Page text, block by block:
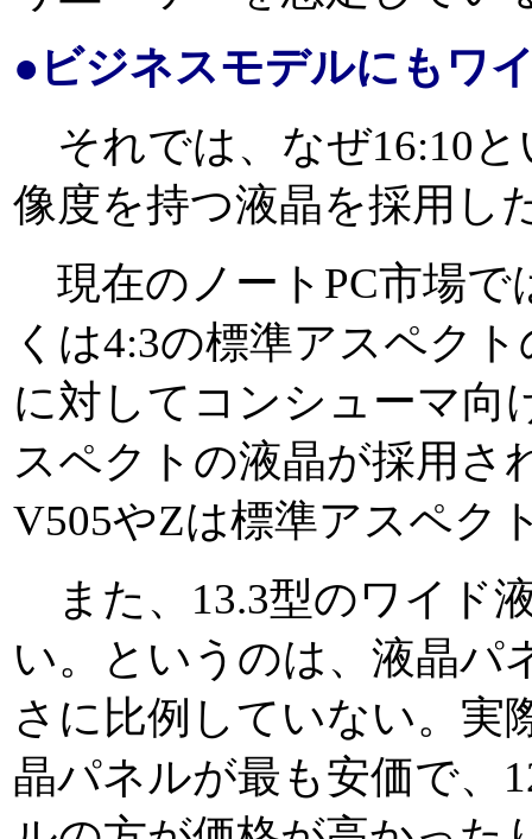
●ビジネスモデルにもワ
それでは、なぜ16:10と
像度を持つ液晶を採用し
現在のノートPC市場で
くは4:3の標準アスペク
に対してコンシューマ向
スペクトの液晶が採用さ
V505やZは標準アスペク
また、13.3型のワイド
い。というのは、液晶パ
さに比例していない。実
晶パネルが最も安価で、